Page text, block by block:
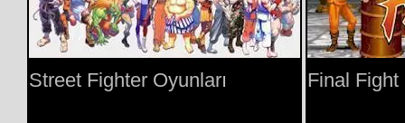
Street Fighter Oyunları Final Fight